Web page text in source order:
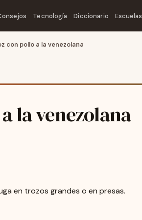
Tecnología Diccionario Escuelas
con pollo a la venezolana
la venezolana
en trozos grandes o en presas.